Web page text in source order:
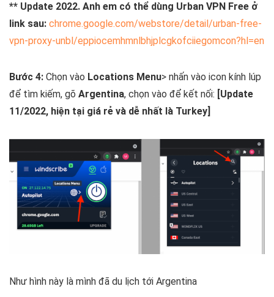
** Update 2022. Anh em có thể dùng Urban VPN Free ở
link sau: chrome.google.com/webstore/detail/urban-free-
vpn-proxy-unbl/eppiocemhmnlbhjplcgkofciiegomcon?hl=en
Bước 4: Chọn vào Locations Menu> nhấn vào icon kính lúp
để tìm kiếm, gõ Argentina, chọn vào để kết nối: [Update
11/2022, hiện tại giá rẻ và dễ nhất là Turkey]
Như hình này là mình đã du lịch tới Argentina